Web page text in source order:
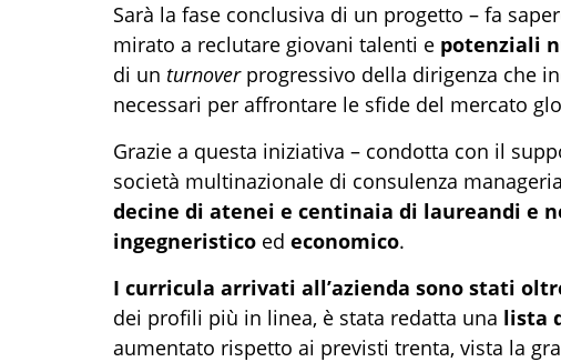
Sarà la fase conclusiva di un progetto – fa
mirato a reclutare giovani talenti e potenziali
di un turnoverprogressivo della dirigenza che
necessari per affrontare le sfide del mercato
Grazie a questa iniziativa – condotta con il
società multinazionale di consulenza
decine di atenei e centinaia di laureandi e
ingegneristico ed economico.
I curricula arrivati all’azienda sono stati
dei profili più in linea, è stata redatta una lista
aumentato rispetto ai previsti trenta, vista la